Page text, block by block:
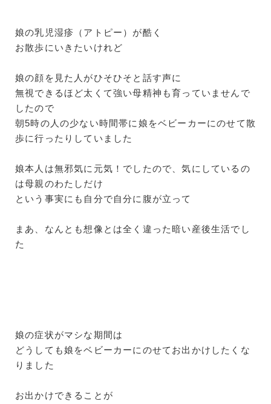
娘の乳児湿疹（アトピー）が酷く
お散歩にいきたいけれど
娘の顔を見た人がひそひそと話す声に
無視できるほど太くて強い母精神も育っていませんで
したので
朝5時の人の少ない時間帯に娘をベビーカーにのせて散
歩に行ったりしていました
娘本人は無邪気に元気！でしたので、気にしているの
は母親のわたしだけ
という事実にも自分で自分に腹が立って
まあ、なんとも想像とは全く違った暗い産後生活でし
た
娘の症状がマシな期間は
どうしても娘をベビーカーにのせてお出かけしたくな
りました
お出かけできることが